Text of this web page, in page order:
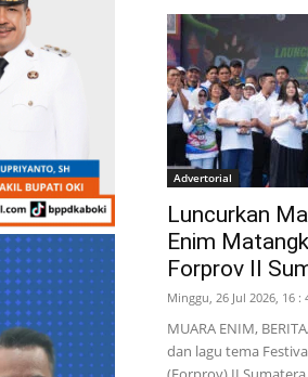
Advertorial
Luncurkan
Enim
Forprov II
Minggu, 26 Jul 2026, 16 :
MUARA ENIM,
dan lagu tema